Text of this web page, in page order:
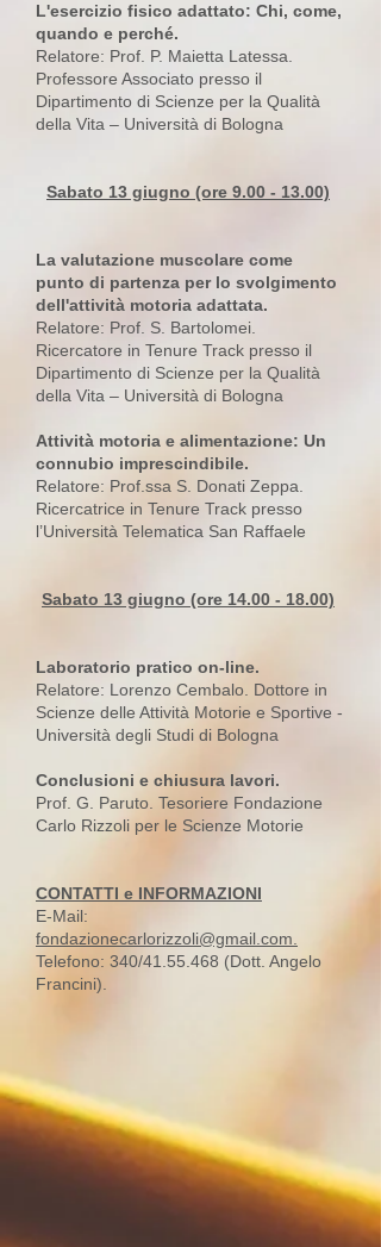
L'esercizio fisico adattato: Chi, come,
quando e perché.
Relatore: Prof. P. Maietta Latessa.
Professore Associato presso il
Dipartimento di Scienze per la Qualità
della Vita – Università di Bologna
Sabato 13 giugno (ore 9.00 - 13.00)
La valutazione muscolare come
punto di partenza per lo svolgimento
dell'attività motoria adattata.
Relatore: Prof. S. Bartolomei.
Ricercatore in Tenure Track presso il
Dipartimento di Scienze per la Qualità
della Vita – Università di Bologna
Attività motoria e alimentazione: Un
connubio imprescindibile.
Relatore: Prof.ssa S. Donati Zeppa.
Ricercatrice in Tenure Track presso
l’Università Telematica San Raffaele
Sabato 13 giugno (ore 14.00 - 18.00)
Laboratorio pratico on-line.
Relatore: Lorenzo Cembalo. Dottore in
Scienze delle Attività Motorie e Sportive -
Università degli Studi di Bologna
Conclusioni e chiusura lavori.
Prof. G. Paruto. Tesoriere Fondazione
Carlo Rizzoli per le Scienze Motorie
CONTATTI e INFORMAZIONI
E-Mail:
fondazionecarlorizzoli@gmail.com
Telefono: 340/41.55.468 (Dott. Angelo
Francini).